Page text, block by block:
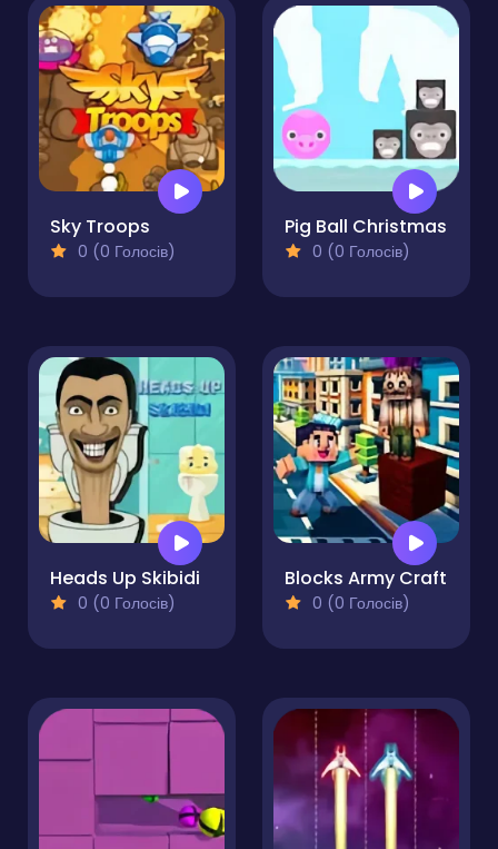
Sky Troops
0 (0 Голосів)
Pig Ball Christmas
0 (0 Голосів)
Heads Up Skibidi
0 (0 Голосів)
Blocks Army Craft
0 (0 Голосів)